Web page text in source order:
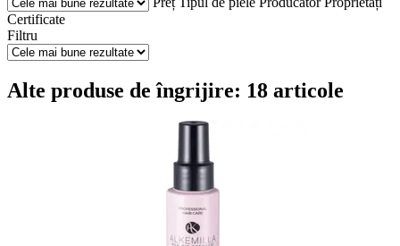
Certificate
Filtru
Alte produse de îngrijire: 18 articole